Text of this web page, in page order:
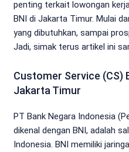
penting terkait lowongan
BNI di Jakarta Timur. Mulai
yang dibutuhkan, sampai
Jadi, simak terus artikel ini
Customer Service (CS)
Jakarta Timur
PT Bank Negara Indonesia
dikenal dengan BNI, adalah
Indonesia. BNI memiliki